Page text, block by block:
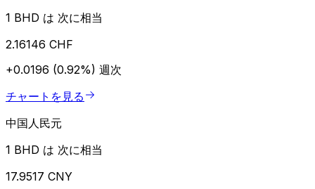
1 BHD は 次に相当
2.16146 CHF
+0.0196 (0.92%) 週次
チャートを見る
中国人民元
1 BHD は 次に相当
17.9517 CNY